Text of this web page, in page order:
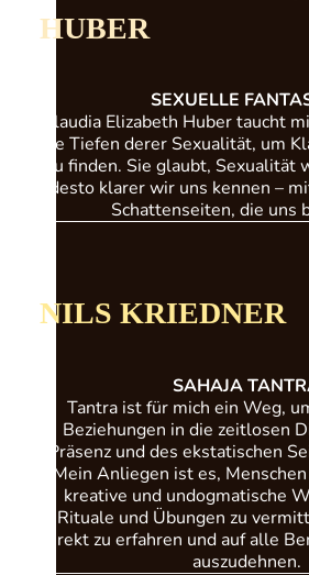
HUBER
SEXUELLE
Claudia Elizabeth Huber taucht
die Tiefen derer Sexualität, um
zu finden. Sie glaubt, Sexualität
desto klarer wir uns kennen –
Schattenseiten, die uns
NILS KRIEDNER
SAHAJA
Tantra ist für mich ein Weg,
Beziehungen in die zeitlosen
Präsenz und des ekstatischen
Mein Anliegen ist es,
kreative und undogmatische
Rituale und Übungen zu
direkt zu erfahren und auf alle
auszudehnen.